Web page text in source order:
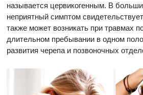
называется цервикогенным. В
неприятный симптом
также может возникать при травмах
длительном пребывании в одном
развития черепа и позвоночных